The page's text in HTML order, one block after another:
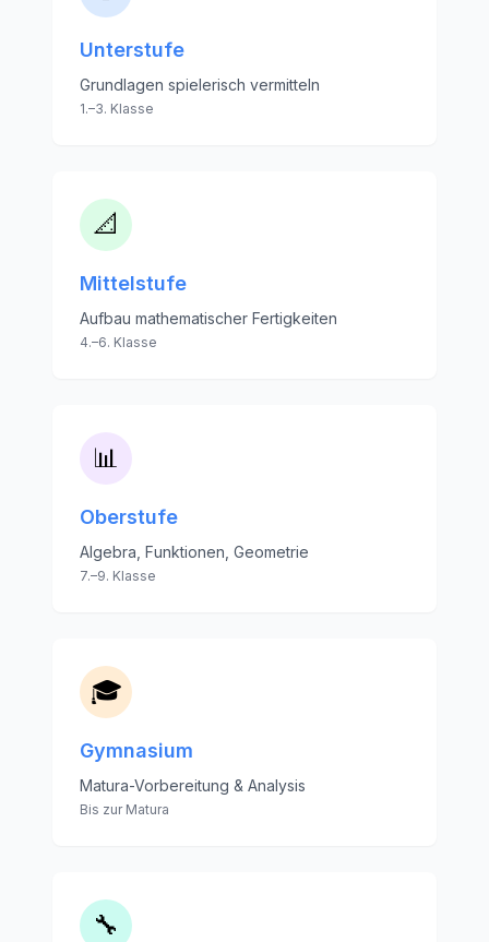
Unterstufe
Grundlagen spielerisch vermitteln
1.–3. Klasse
📐
Mittelstufe
Aufbau mathematischer Fertigkeiten
4.–6. Klasse
📊
Oberstufe
Algebra, Funktionen, Geometrie
7.–9. Klasse
🎓
Gymnasium
Matura-Vorbereitung & Analysis
Bis zur Matura
🔧